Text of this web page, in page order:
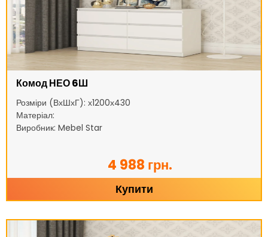
Комод НЕО 6Ш
Розміри (ВхШхГ): х1200х430
Матеріал:
Виробник: Mebel Star
4 988 грн.
Купити